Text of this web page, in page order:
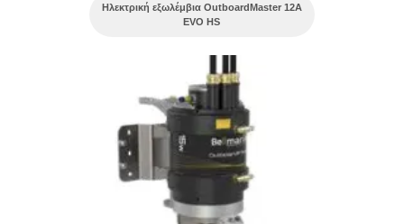
Ηλεκτρική εξωλέμβια OutboardMaster 12A
EVO HS